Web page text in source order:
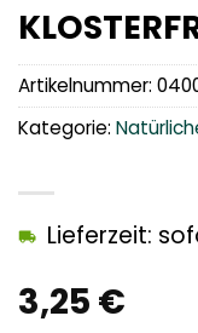
3,25 €
Lieferzeit:
Artikelnummer:
Kategorie: